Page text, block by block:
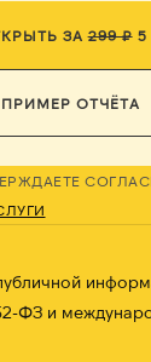
ЗА299 ₽5
ПРИМЕР ОТЧЁТА
ФЗ и